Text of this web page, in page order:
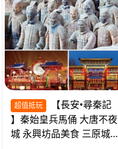
超值抵玩
】秦始皇兵馬俑 大唐不夜
城 永興坊品美食 三原城隍